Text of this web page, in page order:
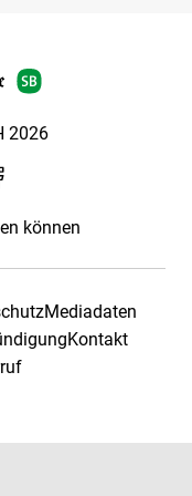
2026
können
Mediadaten
Kontakt